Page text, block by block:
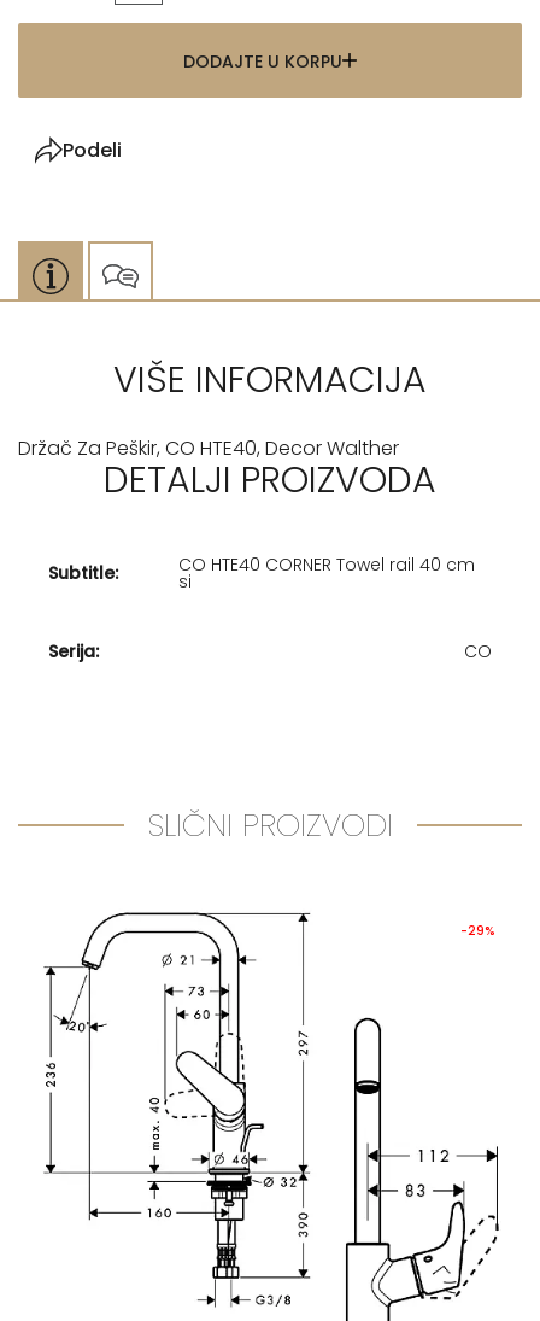
DODAJTE U KORPU
Podeli
VIŠE INFORMACIJA
Držač Za Peškir, CO HTE40, Decor Walther
DETALJI PROIZVODA
Subtitle: CO HTE40 CORNER Towel rail 40 cm
si
Serija: CO
SLIČNI PROIZVODI
-29%